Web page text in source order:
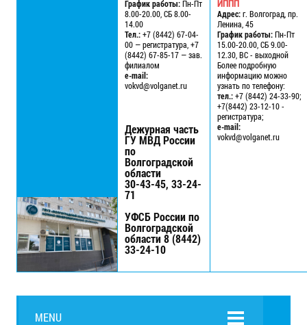
График работы:Пн-Пт
8.00-20.00, СБ 8.00-
14.00
Тел.:+7 (8442) 67-04-
00 — регистратура, +7
(8442) 67-85-17 — зав.
филиалом
e-mail:
vokvd@volganet.ru
Дежурная часть
ГУ МВД России
по
Волгоградской
области
30-43-45, 33-24-
71
УФСБ России по
Волгоградской
области 8 (8442)
33-24-10
ИППП
Адрес:г. Волгоград, пр.
Ленина, 45
График работы:Пн-Пт
15.00-20.00, СБ 9.00-
12.30, ВС - выходной
Более подробную
информацию можно
узнать по телефону:
тел.:+7 (8442) 24-33-90;
+7(8442) 23-12-10 -
регистратура;
e-mail:
vokvd@volganet.ru
MENU